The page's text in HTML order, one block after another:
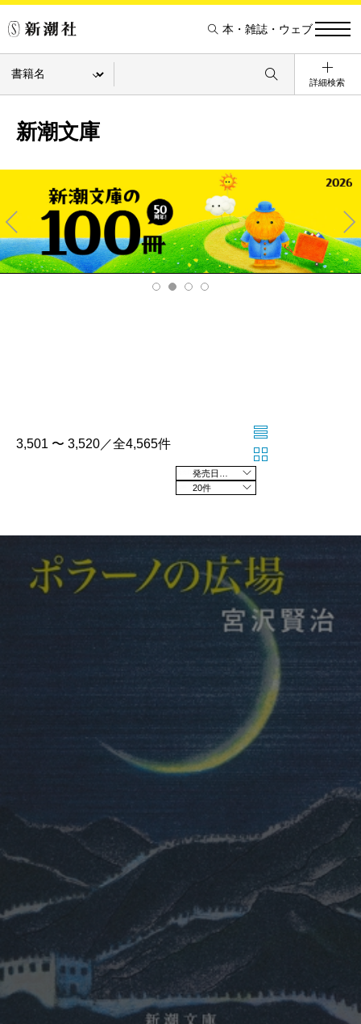
本・雑誌・ウェブ
詳細検索
新潮文庫
Pre
v
Ne
xt
3,501 〜 3,520／全4,565件
20件